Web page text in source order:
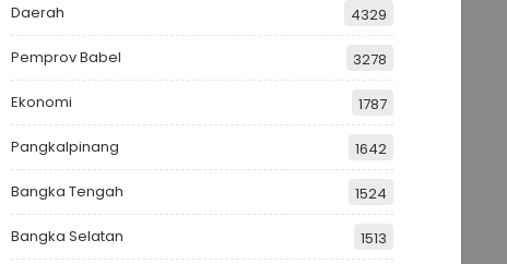
Daerah 4329
Pemprov Babel 3278
Ekonomi 1787
Pangkalpinang 1642
Bangka Tengah 1524
Bangka Selatan 1513